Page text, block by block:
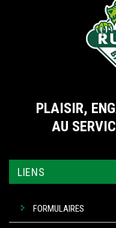
PLAISIR,
AU
LIENS
FORMULAIRES